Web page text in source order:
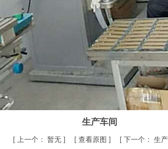
生产车间
[ 上一个： 暂无 ] [ 查看原图 ] [ 下一个： 生